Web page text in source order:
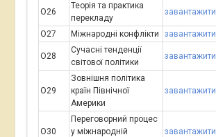
О26
Теорія та практика
перекладу
завантажити
О27 Міжнародні конфлікти завантажити
О28
Сучасні тенденції
світової політики
завантажити
О29
Зовнішня політика
країн Північної
Америки
завантажити
О30
Переговорний процес
у міжнародній
завантажити